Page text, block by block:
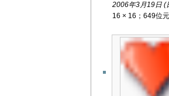
2006年3月19日 (
16 × 16；649位